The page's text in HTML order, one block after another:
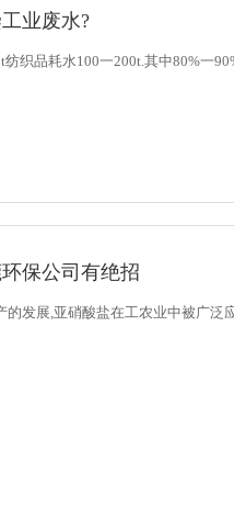
业废水?
织品耗水100一200t.其中80%一
保公司有绝招
的发展,亚硝酸盐在工农业中被广